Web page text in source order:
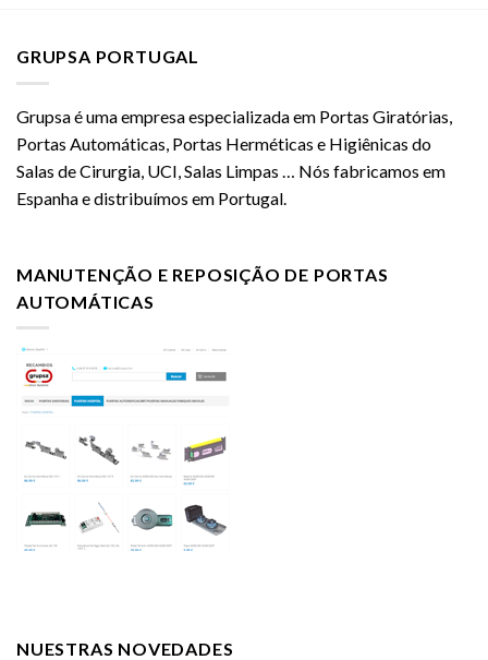
GRUPSA PORTUGAL
Grupsa é uma empresa especializada em Portas Giratórias,
Portas Automáticas, Portas Herméticas e Higiênicas do
Salas de Cirurgia, UCI, Salas Limpas … Nós fabricamos em
Espanha e distribuímos em Portugal.
MANUTENÇÃO E REPOSIÇÃO DE PORTAS
AUTOMÁTICAS
NUESTRAS NOVEDADES